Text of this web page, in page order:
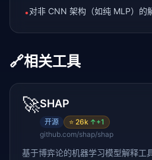
•对非 CNN 架构（如纯 MLP）的
🔗相关工具
🚀SHAP
开源 ⭐ 26k ↑+1
github.com/shap/shap
基于博弈论的机器学习模型解释工